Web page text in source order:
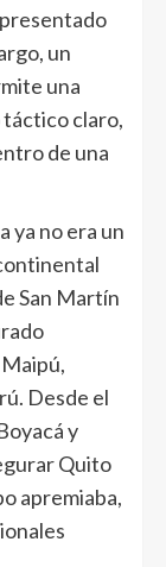
un
una
claro,
de una
ya no era un
San Martín
Desde el
y
Quito
apremiaba,